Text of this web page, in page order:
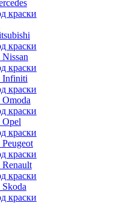
краски
краски
Nissan
краски
Infiniti
краски
Omoda
краски
Opel
краски
Peugeot
краски
Renault
краски
Skoda
краски